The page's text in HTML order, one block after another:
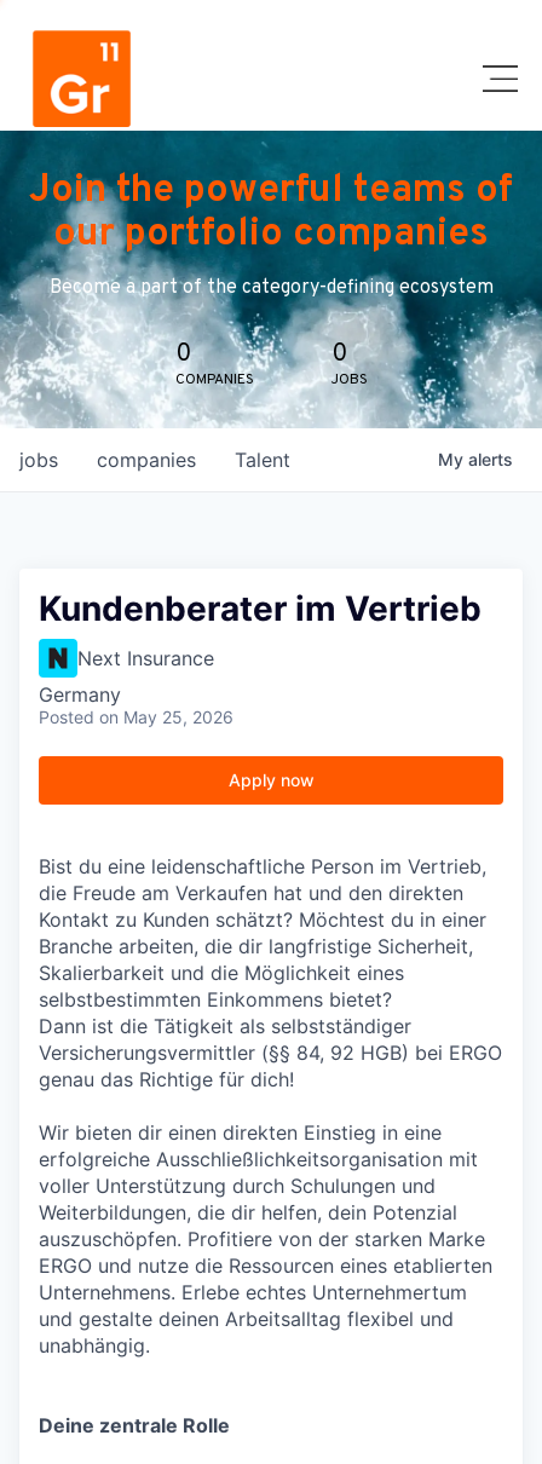
Join the powerful teams of
our portfolio companies
Become a part of the category-defining ecosystem
0
COMPANIES
0
JOBS
jobs companies Talent My alerts
Kundenberater im Vertrieb
Next Insurance
Germany
Posted on May 25, 2026
Apply now
Bist du eine leidenschaftliche Person im Vertrieb,
die Freude am Verkaufen hat und den direkten
Kontakt zu Kunden schätzt? Möchtest du in einer
Branche arbeiten, die dir langfristige Sicherheit,
Skalierbarkeit und die Möglichkeit eines
selbstbestimmten Einkommens bietet?
Dann ist die Tätigkeit als selbstständiger
Versicherungsvermittler (§§ 84, 92 HGB) bei ERGO
genau das Richtige für dich!
Wir bieten dir einen direkten Einstieg in eine
erfolgreiche Ausschließlichkeitsorganisation mit
voller Unterstützung durch Schulungen und
Weiterbildungen, die dir helfen, dein Potenzial
auszuschöpfen. Profitiere von der starken Marke
ERGO und nutze die Ressourcen eines etablierten
Unternehmens. Erlebe echtes Unternehmertum
und gestalte deinen Arbeitsalltag flexibel und
unabhängig.
Deine zentrale Rolle